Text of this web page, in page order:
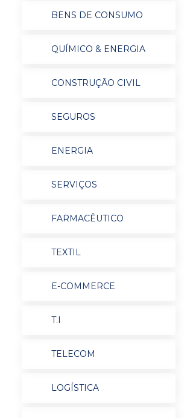
BENS DE CONSUMO
QUÍMICO & ENERGIA
CONSTRUÇÃO CIVIL
SEGUROS
ENERGIA
SERVIÇOS
FARMACÊUTICO
TEXTIL
E-COMMERCE
T.I
TELECOM
LOGÍSTICA